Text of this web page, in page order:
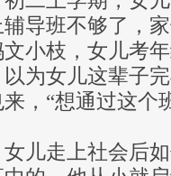
导班不够了，
小枝，女儿考
为女儿这辈子
，“想通过这个
儿走上社会后